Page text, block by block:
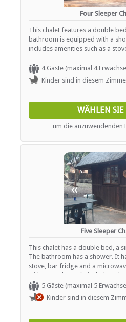
Four Sleeper
This chalet features a double
bathroom is equipped with a
includes amenities such as a
TV with DStv, and coffee and
braai area.
4 Gäste (maximal 4
Kinder sind in diesem
WÄHLEN SIE
um die anzuwendenden
«
Five Sleeper
This chalet has a double bed, a
The bathroom has a shower. It
stove, bar fridge and a
with a TV. The patio includes a
5 Gäste (maximal 5
Kinder sind in diesem